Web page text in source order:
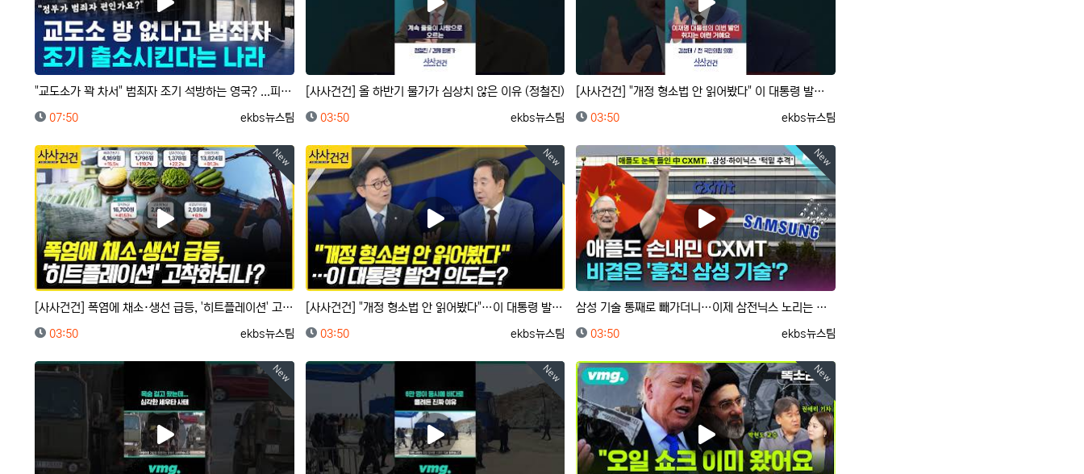
"교도소가 꽉 차서" 범죄자 조기 석방하는 영국? ...피해자 유족 "분노 치밀어"？/ 머그 인사이트 / 비…
등록일
07:50 등록자
ekbs뉴스팀
[사사건건] 올 하반기 물가가 심상치 않은 이유 (정철진)
등록일
03:50 등록자
ekbs뉴스팀
[사사건건] "개정 형소법 안 읽어봤다" 이 대통령 발언, 여야 해석은? (박범계, 김성태)
등록일
03:50 등록자
ekbs뉴스팀
New
[사사건건] 폭염에 채소·생선 급등, '히트플레이션' 고착화되나? (정철진)
등록일
03:50 등록자
ekbs뉴스팀
New
[사사건건] "개정 형소법 안 읽어봤다"…이 대통령 발언 의도는? (박범계, 김성태)
등록일
03:50 등록자
ekbs뉴스팀
New
삼성 기술 통째로 빼가더니…이제 삼전닉스 노리는 중국?｜크랩
등록일
03:50 등록자
ekbs뉴스팀
New New New